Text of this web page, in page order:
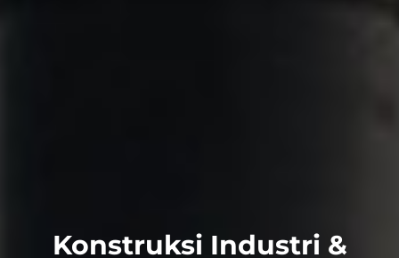
Konstruksi Industri &